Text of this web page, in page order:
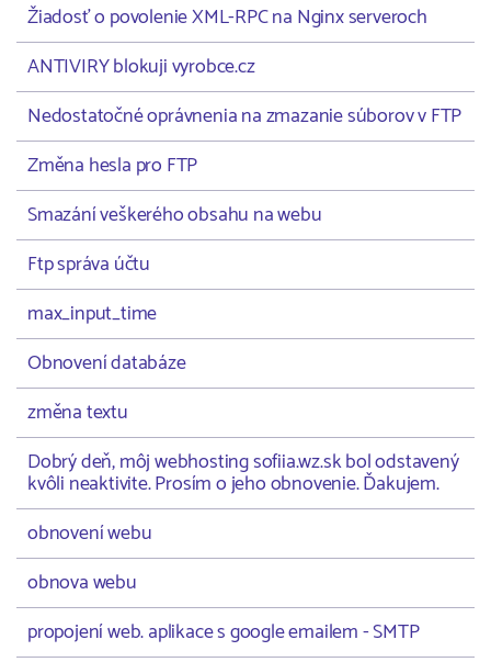
Žiadosť o povolenie XML-RPC na Nginx serveroch
ANTIVIRY blokuji vyrobce.cz
Nedostatočné oprávnenia na zmazanie súborov v FTP
Změna hesla pro FTP
Smazání veškerého obsahu na webu
Ftp správa účtu
max_input_time
Obnovení databáze
změna textu
Dobrý deň, môj webhosting sofiia.wz.sk bol odstavený
kvôli neaktivite. Prosím o jeho obnovenie. Ďakujem.
obnovení webu
obnova webu
propojení web. aplikace s google emailem - SMTP